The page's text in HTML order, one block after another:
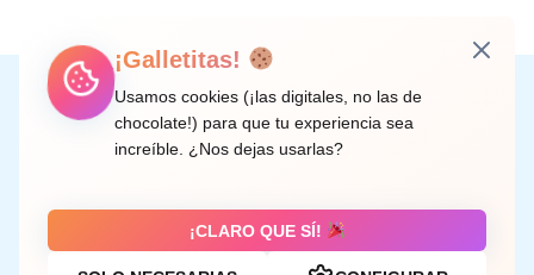
Instagram
Facebook
X LinkedIn
Correo electrónico
C/ Doctor Rodríguez de la Fuente, 8 València
¡Galletitas!
Usamos cookies (¡las digitales, no las de
chocolate!) para que tu experiencia sea
increíble. ¿Nos dejas usarlas?
¡CLARO QUE SÍ!